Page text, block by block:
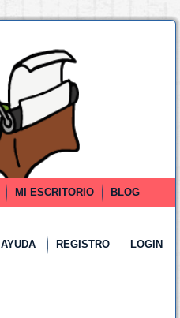
MI ESCRITORIO
BLOG
AYUDA REGISTRO LOGIN